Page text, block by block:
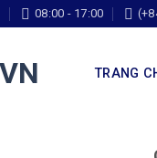
08:00 - 17:00
TRANG